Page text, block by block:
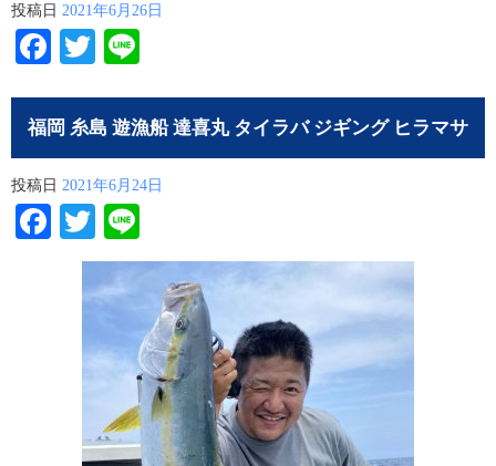
投稿日 2021年6月26日
Facebook
Twitter
福岡 糸島 遊漁船 達喜丸 タイラバ ジギング ヒラマサ
投稿日 2021年6月24日
Facebook
Twitter